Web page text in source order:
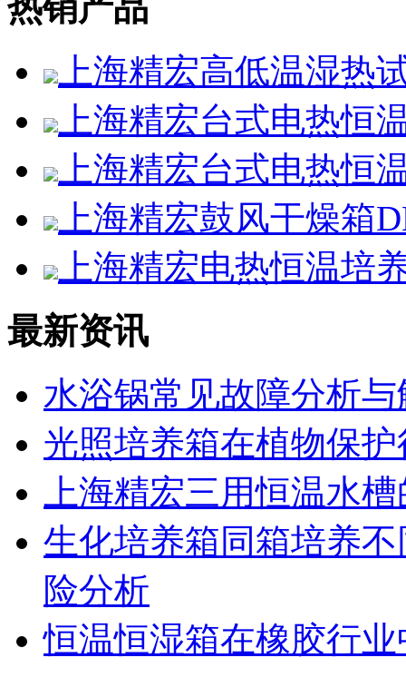
上海精宏高低温湿热
上海精宏台式电热恒
上海精宏台式电热恒
上海精宏鼓风干燥箱
上海精宏电热恒温培
最新资讯
水浴锅常见故障分析
光照培养箱在植物保
上海精宏三用恒温水
生化培养箱同箱培养
险分析
恒温恒湿箱在橡胶行